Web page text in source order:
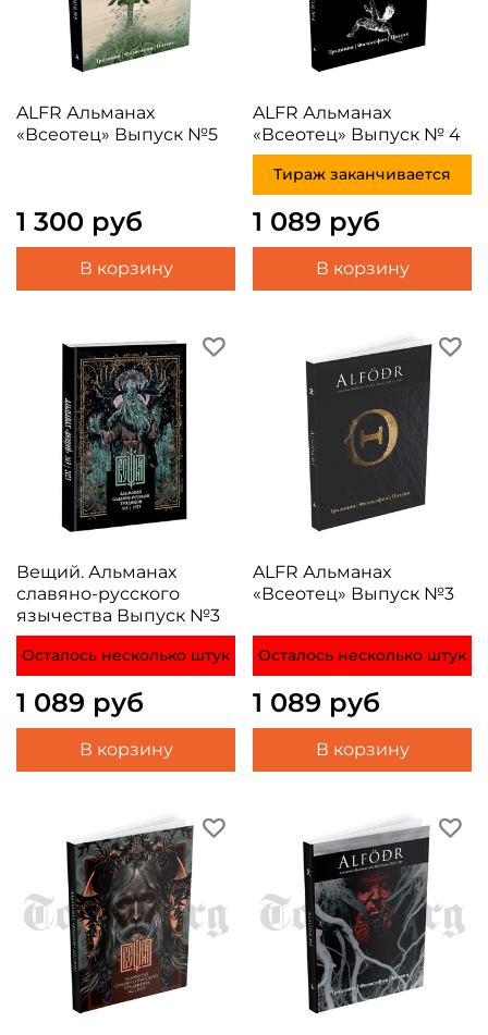
ALFR Альманах
«Всеотец» Выпуск №5
1 300 руб
В корзину
ALFR Альманах
«Всеотец» Выпуск № 4
Тираж заканчивается
1 089 руб
В корзину
Вещий. Альманах
славяно-русского
язычества Выпуск №3
Осталось несколько штук
1 089 руб
В корзину
ALFR Альманах
«Всеотец» Выпуск №3
Осталось несколько штук
1 089 руб
В корзину